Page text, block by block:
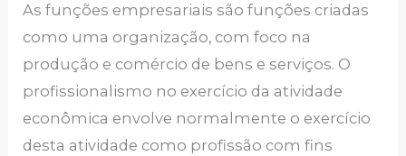
As funções empresariais são funções criadas
como uma organização, com foco na
produção e comércio de bens e serviços. O
profissionalismo no exercício da atividade
econômica envolve normalmente o exercício
desta atividade como profissão com fins